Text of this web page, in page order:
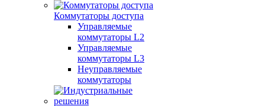
Коммутаторы доступа
Управляемые
коммутаторы L2
Управляемые
коммутаторы L3
Неуправляемые
коммутаторы